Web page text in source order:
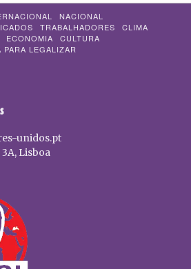
NACIONAL
TRABALHADORES
CLIMA
ECONOMIA
CULTURA
PARA LEGALIZAR
unidos.pt
Lisboa